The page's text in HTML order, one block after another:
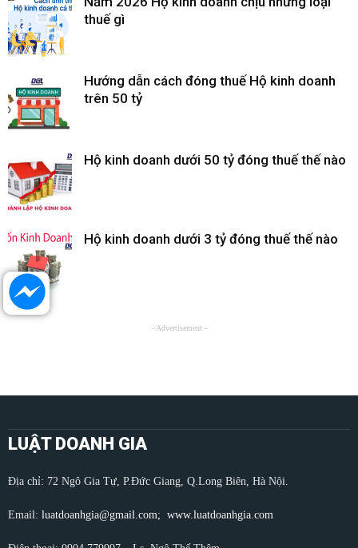
thuế gì
Hướng dẫn cách đóng thuế Hộ kinh doanh
trên 50 tỷ
Hộ kinh doanh dưới 50 tỷ đóng thuế thế nào
Hộ kinh doanh dưới 3 tỷ đóng thuế thế nào
- Advertisement -
LUẬT DOANH GIA
Địa chỉ: 72 Ngô Gia Tự, P.Đức Giang, Q.Long Biên, Hà Nội.
Email: luatdoanhgia@gmail.com; www.luatdoanhgia.com